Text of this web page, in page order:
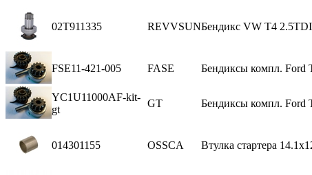
02T911335 REVVSUNБендикс VW Т4
FSE11-421-005 FASE Бендиксы компл. Ford
YC1U11000AF-kit-
gt
GT Бендиксы компл. Ford
014301155 OSSCA Втулка стартера